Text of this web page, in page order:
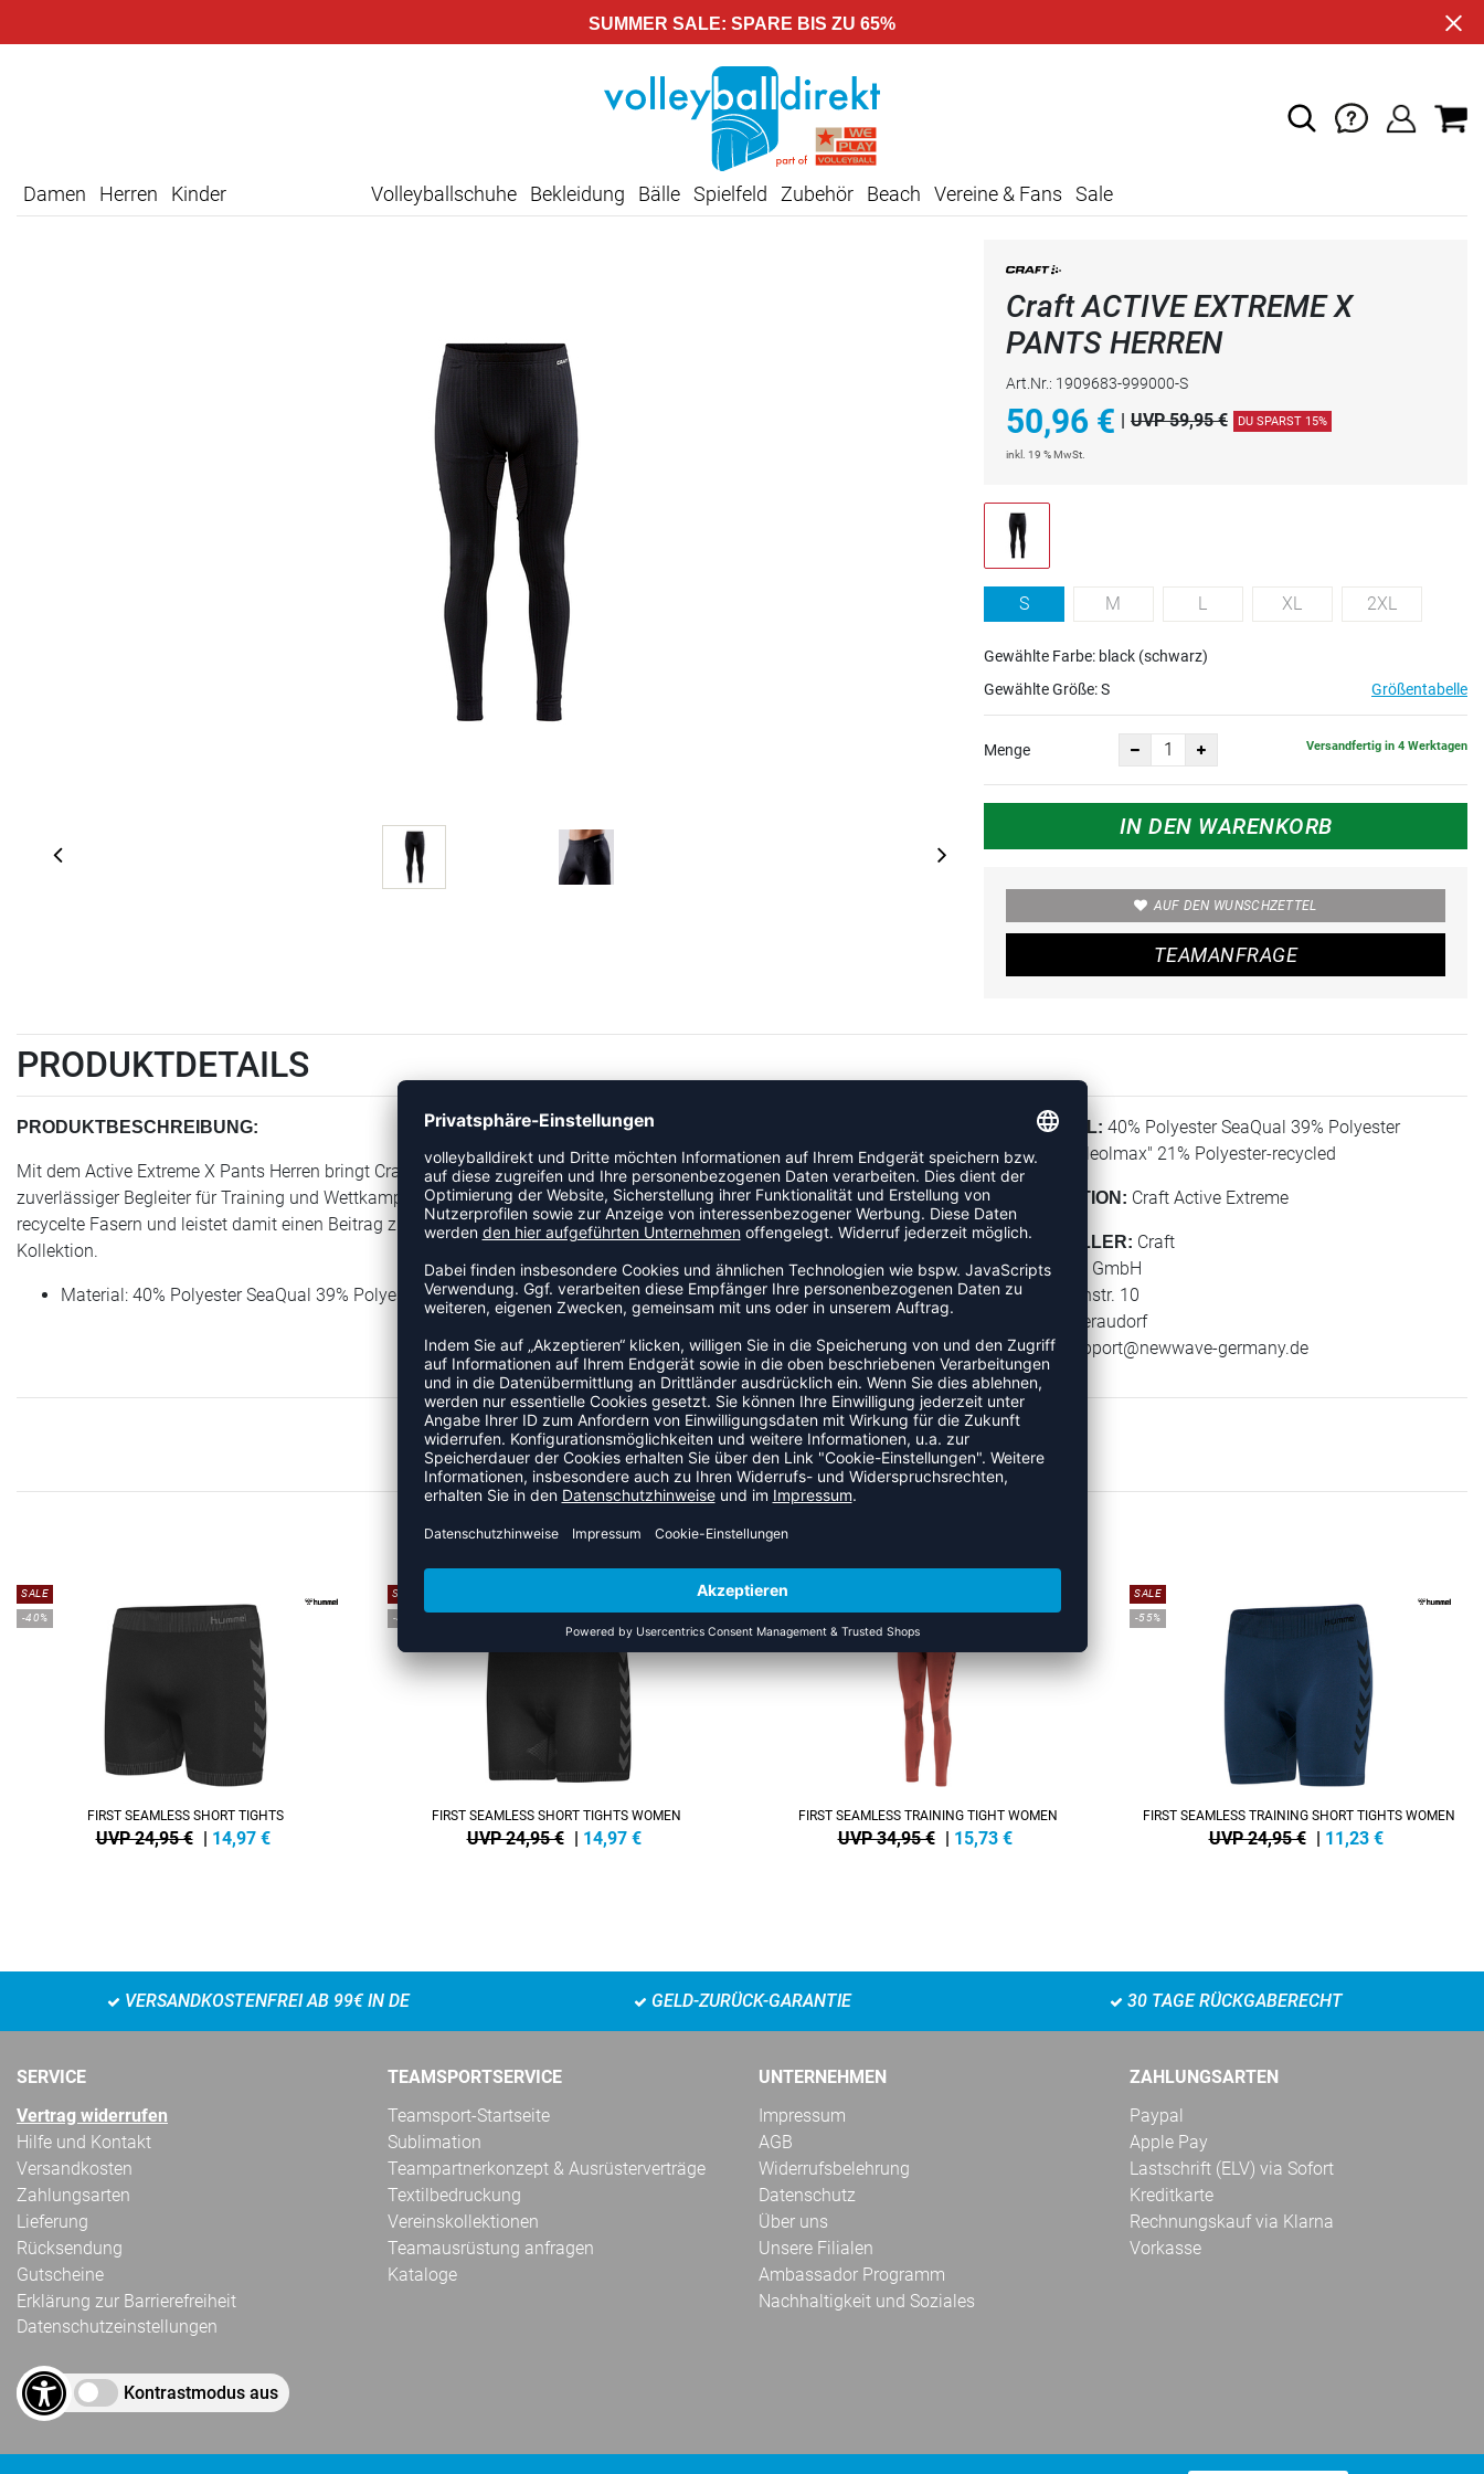
SUMMER SALE: SPARE BIS ZU 65%
Damen Herren Kinder Volleyballschuhe Bekleidung Bälle Spielfeld Zubehör Beach Vereine & Fans Sale
Craft ACTIVE EXTREME X
PANTS HERREN
Art.Nr.: 1909683-999000-S
50,96 € UVP 59,95 € DU SPARST 15%
inkl. 19 % MwSt.
S M L XL 2XL
Gewählte Farbe: black (schwarz)
Gewählte Größe:S Größentabelle
Menge Versandfertig in 4 Werktagen
IN DEN WARENKORB
AUF DEN WUNSCHZETTEL
TEAMANFRAGE
PRODUKTDETAILS
PRODUKTBESCHREIBUNG:
Mit dem Active Extreme X Pants Herren bringt Craft einen Artikel der Kategorie Funktionshose an den Start. Ein
zuverlässiger Begleiter für Training und Wettkampf, der Beinfreiheit und Sitzkomfort verbindet. Das Material enthält
recycelte Fasern und leistet damit einen Beitrag zu mehr Nachhaltigkeit. Das Modell ist Teil der Craft Active Extreme-
Kollektion.
Material: 40% Polyester SeaQual 39% Polyester "Baumwolleolmax" 21% Polyester-recycled
MATERIAL: 40% Polyester SeaQual 39% Polyester
"Baumwolleolmax" 21% Polyester-recycled
KOLLEKTION: Craft Active Extreme
HERSTELLER: Craft
New Wave GmbH
Geigelsteinstr. 10
83080 Oberaudorf
E-Mail:
support@newwave-germany.de
ZULETZT ANGESEHEN
MEHR AUS DER KATEGORIE HOSEN
SALE
-40%
FIRST SEAMLESS SHORT TIGHTS
UVP 24,95 € | 14,97 €
SALE
-40%
FIRST SEAMLESS SHORT TIGHTS WOMEN
UVP 24,95 € | 14,97 €
SALE
FIRST SEAMLESS TRAINING TIGHT WOMEN
UVP 34,95 € | 15,73 €
SALE
-55%
FIRST SEAMLESS TRAINING SHORT TIGHTS WOMEN
UVP 24,95 € | 11,23 €
VERSANDKOSTENFREI AB 99€ IN DE GELD-ZURÜCK-GARANTIE 30 TAGE RÜCKGABERECHT
SERVICE
Vertrag widerrufen
Hilfe und Kontakt
Versandkosten
Zahlungsarten
Lieferung
Rücksendung
Gutscheine
Erklärung zur Barrierefreiheit
Datenschutzeinstellungen
Kontrastmodus aus
TEAMSPORTSERVICE
Teamsport-Startseite
Sublimation
Teampartnerkonzept & Ausrüsterverträge
Textilbedruckung
Vereinskollektionen
Teamausrüstung anfragen
Kataloge
UNTERNEHMEN
Impressum
AGB
Widerrufsbelehrung
Datenschutz
Über uns
Unsere Filialen
Ambassador Programm
Nachhaltigkeit und Soziales
ZAHLUNGSARTEN
Paypal
Apple Pay
Lastschrift (ELV) via Sofort
Kreditkarte
Rechnungskauf via Klarna
Vorkasse